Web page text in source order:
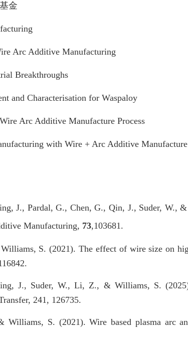
金
Arc Additive Manufacturing
Breakthroughs
and Characterisation for Waspaloy
Arc Additive Manufacture Process
with Wire + Arc Additive Manufacture
J., Pardal, G., Chen, G., Qin, J., Suder,
Manufacturing, 73,103681.
S. (2021). The effect of wire size on
J., Suder, W., Li, Z., & Williams, S.
241, 126735.
S. (2021). Wire based plasma arc